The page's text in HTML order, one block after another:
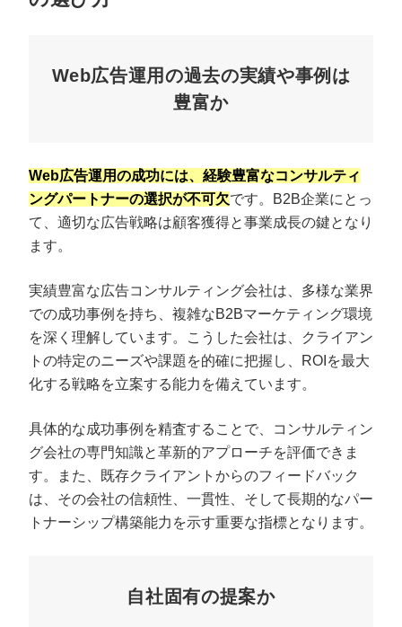
Web広告運用の過去の実績や事例は
豊富か
Web広告運用の成功には、経験豊富なコンサルティ
ングパートナーの選択が不可欠です。B2B企業にとっ
て、適切な広告戦略は顧客獲得と事業成長の鍵となり
ます。
実績豊富な広告コンサルティング会社は、多様な業界
での成功事例を持ち、複雑なB2Bマーケティング環境
を深く理解しています。こうした会社は、クライアン
トの特定のニーズや課題を的確に把握し、ROIを最大
化する戦略を立案する能力を備えています。
具体的な成功事例を精査することで、コンサルティン
グ会社の専門知識と革新的アプローチを評価できま
す。また、既存クライアントからのフィードバック
は、その会社の信頼性、一貫性、そして長期的なパー
トナーシップ構築能力を示す重要な指標となります。
自社固有の提案か